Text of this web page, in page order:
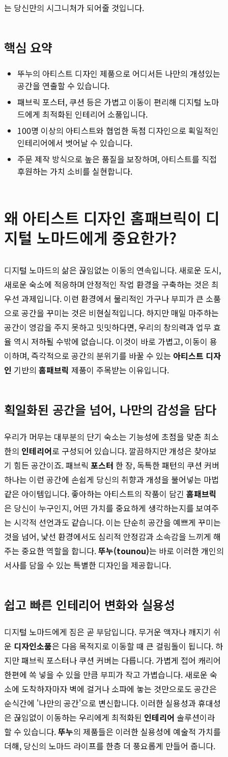
는 당신만의 시그니처가 되어줄 것입니다.
핵심 요약
뚜누의 아티스트 디자인 제품으로 어디서든 나만의 개성있는
공간을 연출할 수 있습니다.
패브릭 포스터, 쿠션 등은 가볍고 이동이 편리해 디지털 노마
드에게 최적화된 인테리어 소품입니다.
100명 이상의 아티스트와 협업한 독점 디자인으로 획일적인
인테리어에서 벗어날 수 있습니다.
주문 제작 방식으로 높은 품질을 보장하며, 아티스트를 직접
후원하는 가치 소비를 실현합니다.
왜 아티스트 디자인 홈패브릭이 디
지털 노마드에게 중요한가?
디지털 노마드의 삶은 끊임없는 이동의 연속입니다. 새로운 도시,
새로운 숙소에 적응하며 안정적인 작업 환경을 구축하는 것은 최
우선 과제입니다. 이런 환경에서 물리적인 가구나 부피가 큰 소품
으로 공간을 꾸미는 것은 비현실적입니다. 하지만 매일 마주하는
공간이 영감을 주지 못하고 밋밋하다면, 우리의 창의력과 업무 효
율 역시 저하될 수밖에 없습니다. 이것이 바로 가볍고, 이동이 용
이하며, 즉각적으로 공간의 분위기를 바꿀 수 있는 아티스트 디자
인 기반의 홈패브릭 제품이 주목받는 이유입니다.
획일화된 공간을 넘어, 나만의 감성을 담다
우리가 머무는 대부분의 단기 숙소는 기능성에 초점을 맞춘 최소
한의 인테리어로 구성되어 있습니다. 깔끔하지만 개성은 찾아보
기 힘든 공간이죠. 패브릭 포스터 한 장, 독특한 패턴의 쿠션 커버
하나는 이런 공간에 손쉽게 당신의 취향과 개성을 불어넣는 마법
같은 아이템입니다. 좋아하는 아티스트의 작품이 담긴 홈패브릭
은 당신이 누구인지, 어떤 가치를 중요하게 생각하는지를 보여주
는 시각적 선언과도 같습니다. 이는 단순히 공간을 예쁘게 꾸미는
것을 넘어, 낯선 환경에서도 심리적 안정감과 소속감을 느끼게 해
주는 중요한 역할을 합니다.뚜누(tounou)는 바로 이러한 개인의
서사를 담을 수 있는 특별한 디자인을 제공합니다.
쉽고 빠른 인테리어 변화와 실용성
디지털 노마드에게 짐은 곧 부담입니다. 무거운 액자나 깨지기 쉬
운 디자인소품은 다음 목적지로 이동할 때 큰 걸림돌이 됩니다. 하
지만 패브릭 포스터나 쿠션 커버는 다릅니다. 가볍게 접어 캐리어
한편에 쏙 넣을 수 있을 만큼 부피가 작고 가볍습니다. 새로운 숙
소에 도착하자마자 벽에 걸거나 소파에 놓는 것만으로도 공간은
순식간에 '나만의 공간'으로 변신합니다. 이러한 실용성과 휴대성
은 끊임없이 이동하는 우리에게 최적화된 인테리어 솔루션이라
할 수 있습니다.뚜누의 제품들은 이러한 실용성에 예술적 가치를
더해, 당신의 노마드 라이프를 한층 더 풍요롭게 만들어 줍니다.